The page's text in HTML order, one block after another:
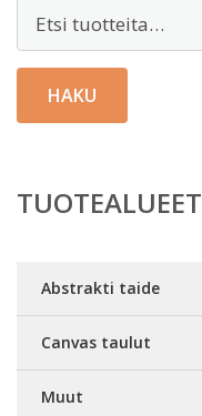
HAKU
TUOTEALUEET
Abstrakti taide
Canvas taulut
Muut